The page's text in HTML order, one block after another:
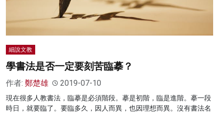
細說文教
學書法是否一定要刻苦臨摹？
作者: 鄭楚雄 2019-07-10
現在很多人教書法，臨摹是必須階段。摹是初階，臨是進階。摹一段
時日，就要臨了。要臨多久，因人而異，也因理想而異。沒有書法名